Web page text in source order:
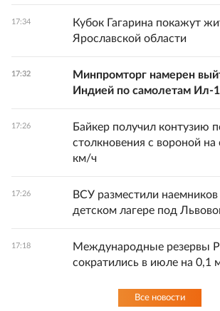
17:34
Кубок Гагарина покажут
Ярославской области
17:32
Минпромторг намерен
Индией по самолетам Ил-
17:26
Байкер получил контузию
столкновения с вороной на
км/ч
17:26
ВСУ разместили
детском лагере под
17:18
Международные резервы
сократились в июле на 0,1
Все новости